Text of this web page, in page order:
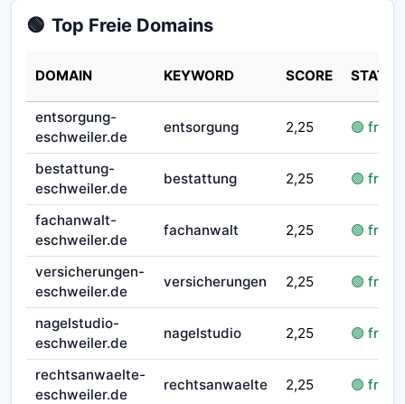
🟢 Top Freie Domains
DOMAIN KEYWORD SCORE STATUS
entsorgung-
eschweiler.de
entsorgung 2,25 🟢 frei
bestattung-
eschweiler.de
bestattung 2,25 🟢 frei
fachanwalt-
eschweiler.de
fachanwalt 2,25 🟢 frei
versicherungen-
eschweiler.de
versicherungen 2,25 🟢 frei
nagelstudio-
eschweiler.de
nagelstudio 2,25 🟢 frei
rechtsanwaelte-
eschweiler.de
rechtsanwaelte 2,25 🟢 frei